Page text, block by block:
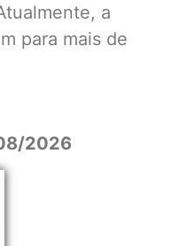
a
para mais de
2026